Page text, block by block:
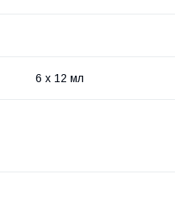
6 x 12 мл